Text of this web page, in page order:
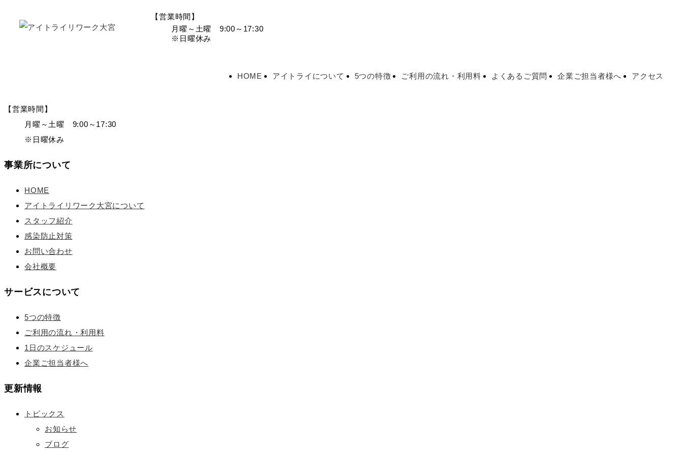
【営業時間】
月曜～土曜 9:00～17:30
※日曜休み
HOME アイトライについて 5つの特徴 ご利用の流れ・利用料 よくあるご質問 企業ご担当者様へ アクセス
【営業時間】
月曜～土曜 9:00～17:30
※日曜休み
事業所について
HOME
アイトライリワーク大宮について
スタッフ紹介
感染防止対策
お問い合わせ
会社概要
サービスについて
5つの特徴
ご利用の流れ・利用料
1日のスケジュール
企業ご担当者様へ
更新情報
トピックス
お知らせ
ブログ